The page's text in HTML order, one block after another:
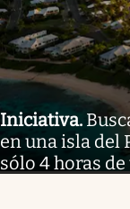
Iniciativa.
en una isla del
sólo 4 horas